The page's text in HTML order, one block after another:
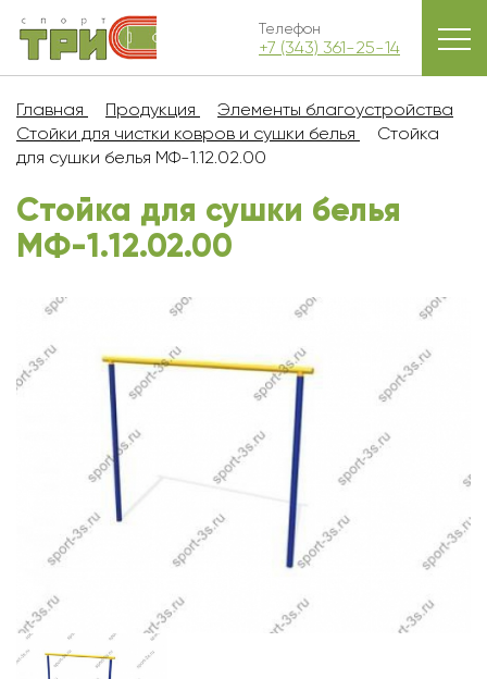
Телефон
+7 (343) 361-25-14
Главная Продукция
Элементы благоустройства
Стойки для чистки ковров и сушки белья
Стойка
для сушки белья MФ-1.12.02.00
Стойка для сушки белья
MФ-1.12.02.00